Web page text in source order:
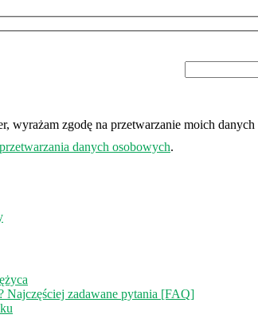
wyrażam zgodę na przetwarzanie moich
danych osobowych.
Najczęściej zadawane pytania [FAQ]